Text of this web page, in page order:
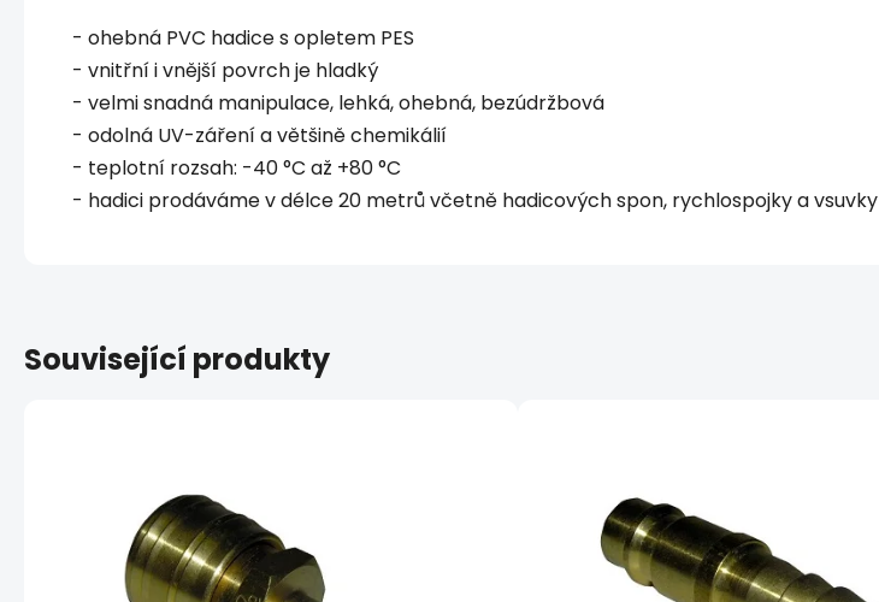
- ohebná PVC hadice s opletem PES
- vnitřní i vnější povrch je hladký
- velmi snadná manipulace, lehká, ohebná, bezúdržbová
- odolná UV-záření a většině chemikálií
- teplotní rozsah: -40 °C až +80 °C
- hadici prodáváme v délce 20 metrů včetně hadicových spon, rychlospojky a vsuvky
Související produkty